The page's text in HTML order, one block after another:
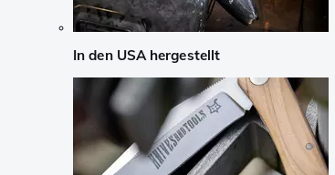
In den USA hergestellt